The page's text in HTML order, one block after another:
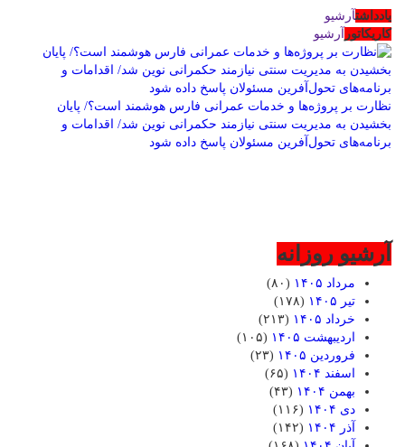
یادداشتآرشیو
کاریکاتور آرشیو
نظارت بر پروژه‌ها و خدمات عمرانی فارس هوشمند است؟/ پایان
بخشیدن به مدیریت سنتی نیازمند حکمرانی نوین شد/ اقدامات و
برنامه‌های تحول‌آفرین مسئولان پاسخ داده شود
آرشیو روزانه
مرداد ۱۴۰۵
(۸۰)
تیر ۱۴۰۵
(۱۷۸)
خرداد ۱۴۰۵
(۲۱۳)
اردیبهشت ۱۴۰۵
(۱۰۵)
فروردین ۱۴۰۵
(۲۳)
اسفند ۱۴۰۴
(۶۵)
بهمن ۱۴۰۴
(۴۳)
دی ۱۴۰۴
(۱۱۶)
آذر ۱۴۰۴
(۱۴۲)